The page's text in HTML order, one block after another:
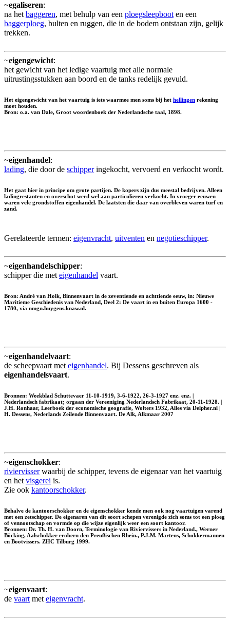
~egaliseren:
na het baggeren, met behulp van een ploegsleepboot en een
baggerploeg, bulten en ruggen, die in de bodem ontstaan zijn, gelijk
trekken.
~eigengewicht:
het gewicht van het ledige vaartuig met alle normale
uitrustingsstukken aan boord en de tanks redelijk gevuld.
Het eigengewicht van het vaartuig is iets waarmee men soms bij het hellingen rekening
moet houden.
Bron: o.a. van Dale, Groot woordenboek der Nederlandsche taal, 1898.
~eigenhandel:
lading, die door de schipperingekocht, vervoerd en verkocht wordt.
Het gaat hier in principe om grote partijen. De kopers zijn dus meestal bedrijven. Alleen
ladingrestanten en overschot werd wel aan particulieren verkocht. In vroeger eeuwen
waren vele grondstoffen eigenhandel. De laatsten die daar van overbleven waren turf en
zand.
Gerelateerde termen: eigenvracht, uitventen en negotieschipper.
~eigenhandelschipper:
schipper die met eigenhandel vaart.
Bron: André van Holk, Binnenvaart in de zeventiende en achttiende eeuw, in: Nieuwe
Maritieme Geschiedenis van Nederland, Deel 2: De vaart in en buiten Europa 1600 -
1780, via nmgn.huygens.knaw.nl.
~eigenhandelvaart:
de scheepvaart met eigenhandel. Bij Dessens geschreven als
eigenhandelsvaart.
Bronnen: Weekblad Schuttevaer 11-10-1919, 3-6-1922, 26-3-1927 enz. enz. |
Nederlandsch fabrikaat; orgaan der Vereeniging Nederlandsch Fabrikaat, 20-11-1928. |
J.H. Ronhaar, Leerboek der economische geografie, Wolters 1932, Alles via Delpher.nl |
H. Dessens, Nederlands Zeilende Binnenvaart. De Alk, Alkmaar 2007
~eigenschokker:
riviervisserwaarbij de schipper, tevens de eigenaar van het vaartuig
en het visgerei is.
Zie ook kantoorschokker.
Behalve de kantoorschokker en de eigenschokker kende men ook nog vaartuigen varend
met een zetschipper. De eigenaren van dit soort schepen verenigde zich soms tot een ploeg
of vennootschap en vormde op die wijze eigenlijk weer een soort kantoor.
Bronnen: Dr. Th. H. van Doorn, Terminologie van Riviervissers in Nederland., Werner
Böcking, Aalschokker erobern den Preußischen Rhein., P.J.M. Martens, Schokkermannen
en Bootvissers. ZHC Tilburg 1999.
~eigenvaart:
de vaart met eigenvracht.